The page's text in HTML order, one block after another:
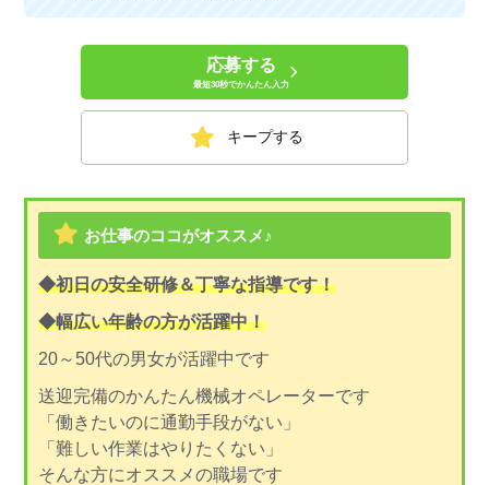
応募する
最短30秒でかんたん入力
キープする
お仕事のココがオススメ♪
◆初日の安全研修＆丁寧な指導です！
◆幅広い年齢の方が活躍中！
20～50代の男女が活躍中です
送迎完備のかんたん機械オペレーターです
「働きたいのに通勤手段がない」
「難しい作業はやりたくない」
そんな方にオススメの職場です